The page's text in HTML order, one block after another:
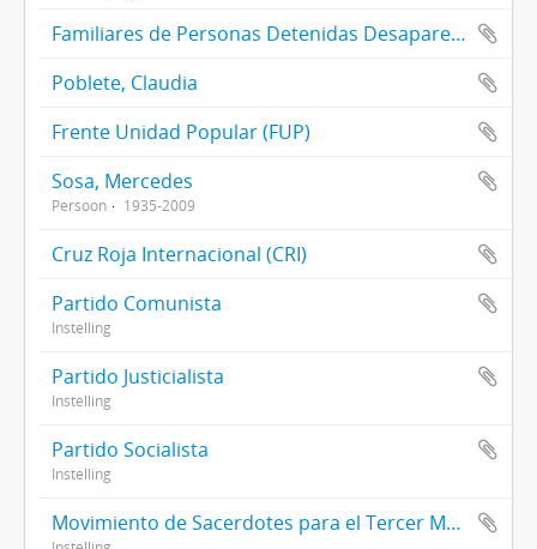
Familiares de Personas Detenidas Desaparecidas de Guatemala (FAMDEGUA)
Poblete, Claudia
Frente Unidad Popular (FUP)
Sosa, Mercedes
Persoon 1935-2009
Cruz Roja Internacional (CRI)
Partido Comunista
Instelling
Partido Justicialista
Instelling
Partido Socialista
Instelling
Movimiento de Sacerdotes para el Tercer Mundo